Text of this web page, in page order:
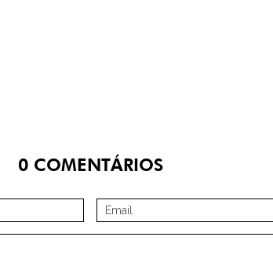
0COMENTÁRIOS